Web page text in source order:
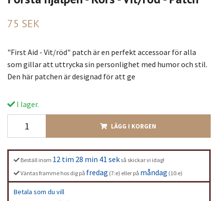
75 SEK
"First Aid - Vit/röd" patch är en perfekt accessoar för alla
som gillar att uttrycka sin personlighet med humor och stil.
Den här patchen är designad för att ge
I lager.
LÄGG I KORGEN
Beställ inom 12 tim 28 min 41 sek så skickar vi idag!
Väntas framme hos dig på fredag (7:e) eller på måndag (10:e)
Betala som du vill